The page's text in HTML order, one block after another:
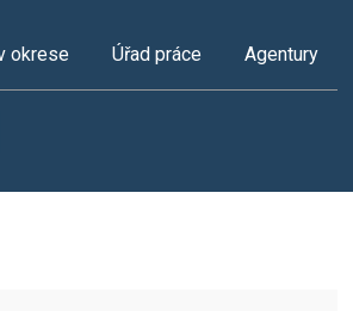
okrese Úřad práce Agentury